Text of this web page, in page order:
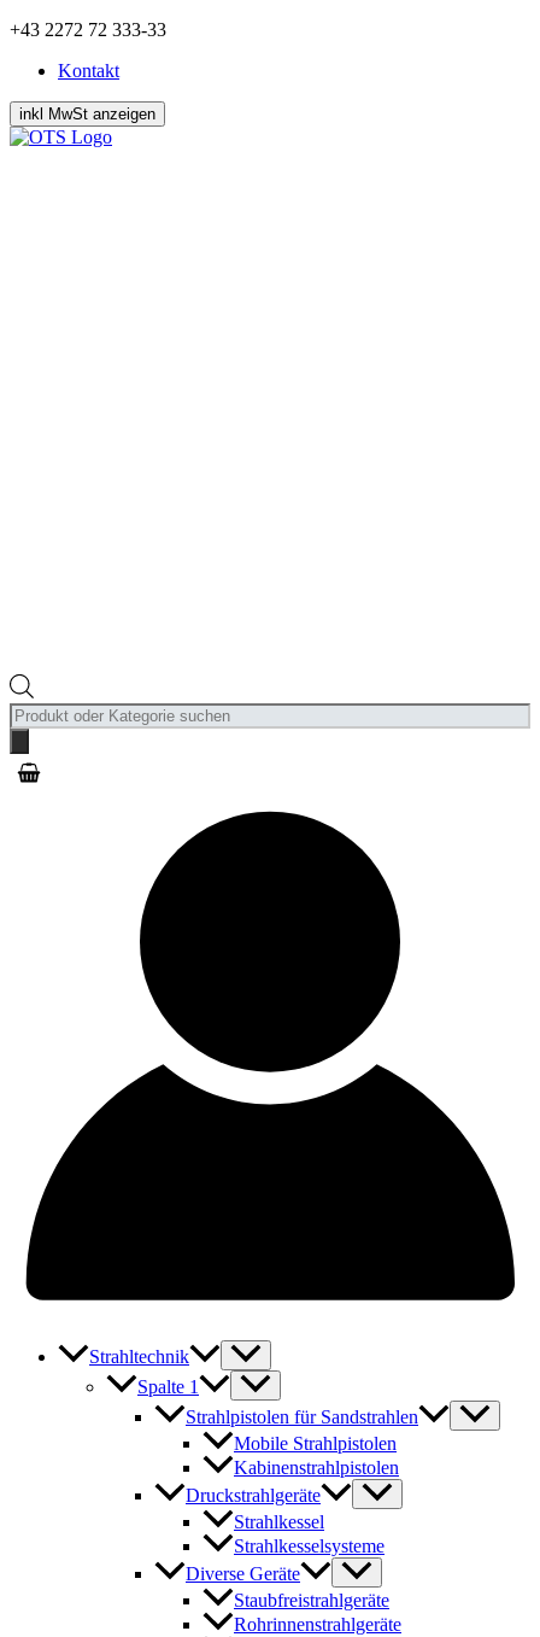
Zum
springen
+43 2272 72 333-33
Kontakt
Products
search
Strahltechnik
Spalte 1
Strahlpistolen für Sandstrahlen
Mobile Strahlpistolen
Kabinenstrahlpistolen
Druckstrahlgeräte
Strahlkessel
Strahlkesselsysteme
Diverse Geräte
Staubfreistrahlgeräte
Rohrinnenstrahlgeräte